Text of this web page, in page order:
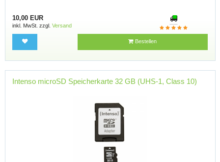
10,00 EUR
inkl. MwSt. zzgl. Versand
Bestellen
Intenso microSD Speicherkarte 32 GB (UHS-1, Class 10)